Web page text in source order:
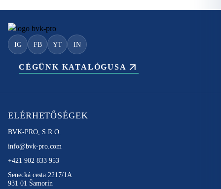
IG FB YT IN
CÉGÜNK KATALÓGUSA
ELÉRHETŐSÉGEK
BVK-PRO, S.R.O.
info@bvk-pro.com
+421 902 833 953
Senecká cesta 2217/1A
931 01 Šamorín